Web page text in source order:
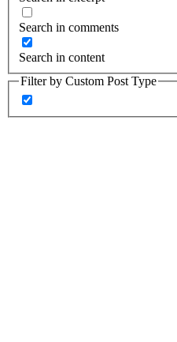
Search in comments
Search in content
Filter by Custom Post Type